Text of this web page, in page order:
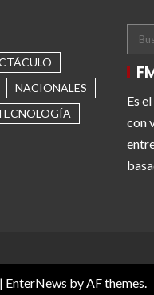
NACIONALES
Es
con
| EnterNews by AF themes.